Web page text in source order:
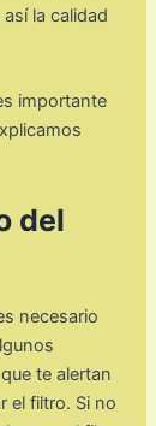
la calidad
importante
del
necesario
te alertan
el filtro. Si no